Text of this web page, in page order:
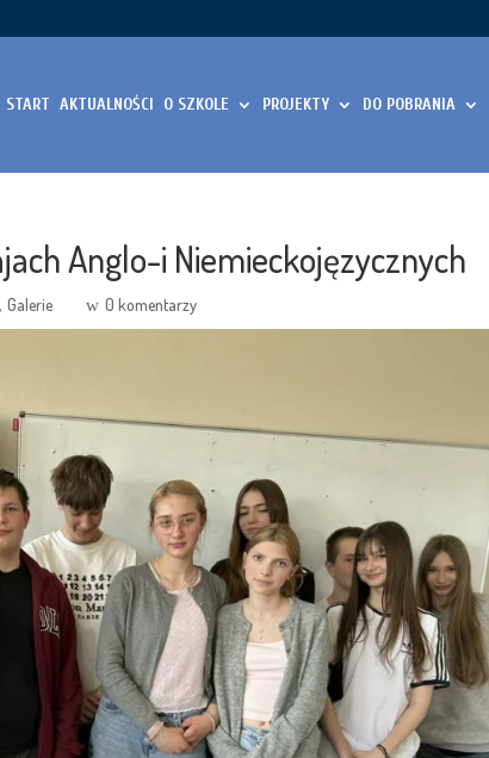
START AKTUALNOŚCI O SZKOLE PROJEKTY DO POBRANIA
Anglo-i Niemieckojęzycznych
Galerie 0 komentarzy